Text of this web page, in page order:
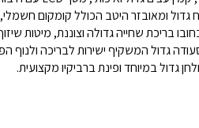
במיוחד ופינת ברביקיו מקצועית.